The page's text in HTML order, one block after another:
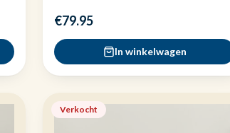
€79.95
In winkelwagen
Verkocht